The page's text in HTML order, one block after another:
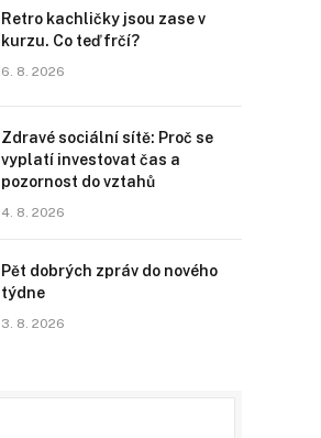
Retro kachličky jsou zase v
kurzu. Co teď frčí?
6. 8. 2026
Zdravé sociální sítě: Proč se
vyplatí investovat čas a
pozornost do vztahů
4. 8. 2026
Pět dobrých zpráv do nového
týdne
3. 8. 2026